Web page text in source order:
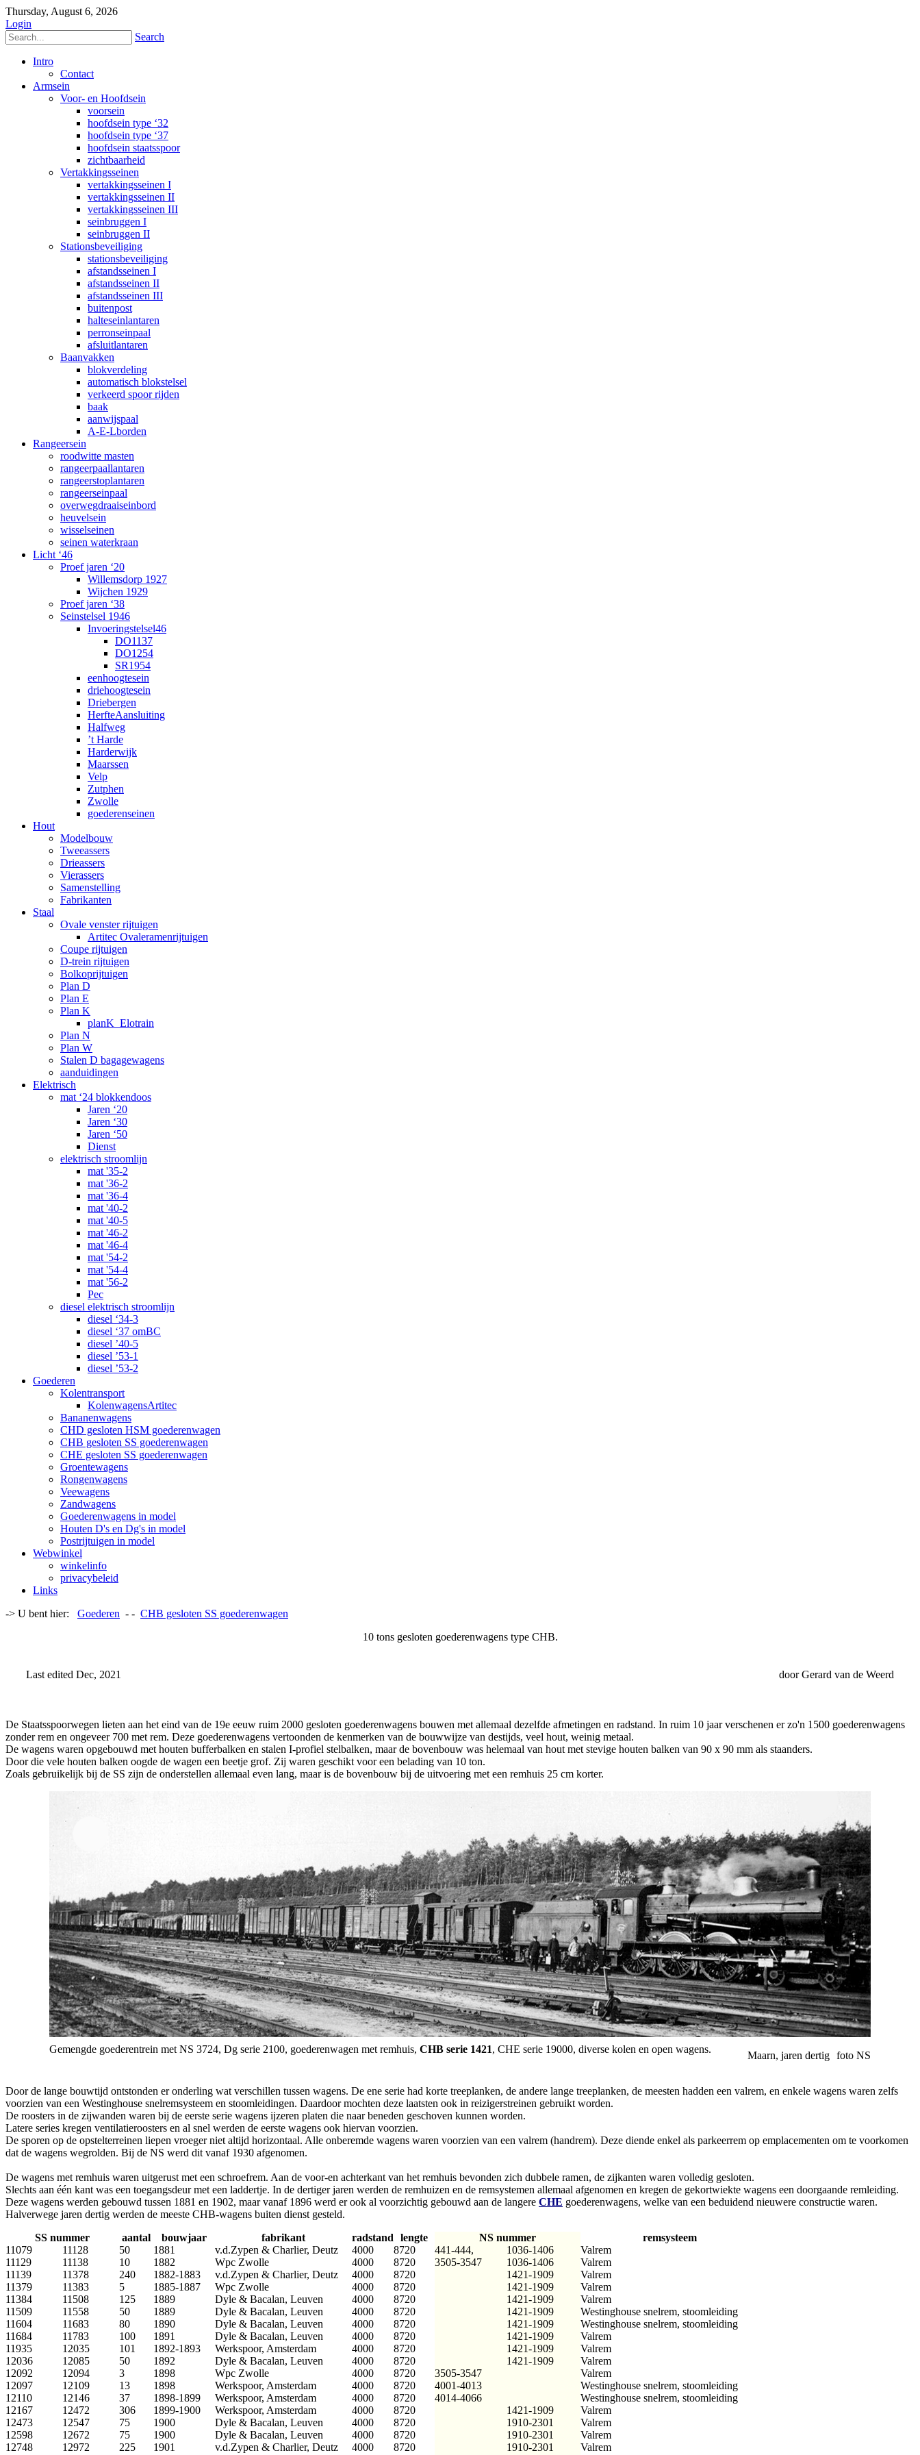
Thursday, August 6, 2026
Login
Search
Intro
Contact
Armsein
Voor- en Hoofdsein
voorsein
hoofdsein type ‘32
hoofdsein type ‘37
hoofdsein staatsspoor
zichtbaarheid
Vertakkingsseinen
vertakkingsseinen I
vertakkingsseinen II
vertakkingsseinen III
seinbruggen I
seinbruggen II
Stationsbeveiliging
stationsbeveiliging
afstandsseinen I
afstandsseinen II
afstandsseinen III
buitenpost
halteseinlantaren
perronseinpaal
afsluitlantaren
Baanvakken
blokverdeling
automatisch blokstelsel
verkeerd spoor rijden
baak
aanwijspaal
A-E-Lborden
Rangeersein
roodwitte masten
rangeerpaallantaren
rangeerstoplantaren
rangeerseinpaal
overwegdraaiseinbord
heuvelsein
wisselseinen
seinen waterkraan
Licht ‘46
Proef jaren ‘20
Willemsdorp 1927
Wijchen 1929
Proef jaren ‘38
Seinstelsel 1946
Invoeringstelsel46
DO1137
DO1254
SR1954
eenhoogtesein
driehoogtesein
Driebergen
HerfteAansluiting
Halfweg
’t Harde
Harderwijk
Maarssen
Velp
Zutphen
Zwolle
goederenseinen
Hout
Modelbouw
Tweeassers
Drieassers
Vierassers
Samenstelling
Fabrikanten
Staal
Ovale venster rijtuigen
Artitec Ovaleramenrijtuigen
Coupe rijtuigen
D-trein rijtuigen
Bolkoprijtuigen
Plan D
Plan E
Plan K
planK_Elotrain
Plan N
Plan W
Stalen D bagagewagens
aanduidingen
Elektrisch
mat ‘24 blokkendoos
Jaren ‘20
Jaren ‘30
Jaren ‘50
Dienst
elektrisch stroomlijn
mat '35-2
mat '36-2
mat '36-4
mat '40-2
mat '40-5
mat '46-2
mat '46-4
mat '54-2
mat '54-4
mat '56-2
Pec
diesel elektrisch stroomlijn
diesel ‘34-3
diesel ‘37 omBC
diesel ’40-5
diesel ’53-1
diesel ’53-2
Goederen
Kolentransport
KolenwagensArtitec
Bananenwagens
CHD gesloten HSM goederenwagen
CHB gesloten SS goederenwagen
CHE gesloten SS goederenwagen
Groentewagens
Rongenwagens
Veewagens
Zandwagens
Goederenwagens in model
Houten D's en Dg's in model
Postrijtuigen in model
Webwinkel
winkelinfo
privacybeleid
Links
-> U bent hier: Goederen - - CHB gesloten SS goederenwagen
10 tons gesloten goederenwagens type CHB.
Last edited Dec, 2021 door Gerard van de Weerd
De Staatsspoorwegen lieten aan het eind van de 19e eeuw ruim 2000 gesloten goederenwagens bouwen met allemaal dezelfde afmetingen en radstand. In ruim 10 jaar verschenen er zo'n 1500 goederenwagens
zonder rem en ongeveer 700 met rem. Deze goederenwagens vertoonden de kenmerken van de bouwwijze van destijds, veel hout, weinig metaal.
De wagens waren opgebouwd met houten bufferbalken en stalen I-profiel stelbalken, maar de bovenbouw was helemaal van hout met stevige houten balken van 90 x 90 mm als staanders.
Door die vele houten balken oogde de wagen een beetje grof. Zij waren geschikt voor een belading van 10 ton.
Zoals gebruikelijk bij de SS zijn de onderstellen allemaal even lang, maar is de bovenbouw bij de uitvoering met een remhuis 25 cm korter.
Gemengde goederentrein met NS 3724, Dg serie 2100, goederenwagen met remhuis, CHB serie 1421, CHE serie 19000, diverse kolen en open wagens.
Maarn, jaren dertig foto NS
Door de lange bouwtijd ontstonden er onderling wat verschillen tussen wagens. De ene serie had korte treeplanken, de andere lange treeplanken, de meesten hadden een valrem, en enkele wagens waren zelfs
voorzien van een Westinghouse snelremsysteem en stoomleidingen. Daardoor mochten deze laatsten ook in reizigerstreinen gebruikt worden.
De roosters in de zijwanden waren bij de eerste serie wagens ijzeren platen die naar beneden geschoven kunnen worden.
Latere series kregen ventilatieroosters en al snel werden de eerste wagens ook hiervan voorzien.
De sporen op de opstelterreinen liepen vroeger niet altijd horizontaal. Alle onberemde wagens waren voorzien van een valrem (handrem). Deze diende enkel als parkeerrem op emplacementen om te voorkomen
dat de wagens wegrolden. Bij de NS werd dit vanaf 1930 afgenomen.
De wagens met remhuis waren uitgerust met een schroefrem. Aan de voor-en achterkant van het remhuis bevonden zich dubbele ramen, de zijkanten waren volledig gesloten.
Slechts aan één kant was een toegangsdeur met een laddertje. In de dertiger jaren werden de remhuizen en de remsystemen allemaal afgenomen en kregen de gekortwiekte wagens een doorgaande remleiding.
Deze wagens werden gebouwd tussen 1881 en 1902, maar vanaf 1896 werd er ook al voorzichtig gebouwd aan de langere CHE goederenwagens, welke van een beduidend nieuwere constructie waren.
Halverwege jaren dertig werden de meeste CHB-wagens buiten dienst gesteld.
SS nummer
aantal bouwjaar fabrikant radstand lengte NS nummer
remsysteem
11079
11128 50 1881 v.d.Zypen & Charlier, Deutz 4000 8720 441-444, 1036-1406
Valrem
11129
11138 10 1882 Wpc Zwolle 4000 8720 3505-3547 1036-1406
Valrem
11139
11378 240 1882-1883 v.d.Zypen & Charlier, Deutz 4000 8720 1421-1909
Valrem
11379
11383 5 1885-1887 Wpc Zwolle 4000 8720 1421-1909
Valrem
11384
11508 125 1889 Dyle & Bacalan, Leuven 4000 8720 1421-1909
Valrem
11509
11558 50 1889 Dyle & Bacalan, Leuven 4000 8720 1421-1909
Westinghouse snelrem, stoomleiding
11604
11683 80 1890 Dyle & Bacalan, Leuven 4000 8720 1421-1909
Westinghouse snelrem, stoomleiding
11684
11783 100 1891 Dyle & Bacalan, Leuven 4000 8720 1421-1909
Valrem
11935
12035 101 1892-1893 Werkspoor, Amsterdam 4000 8720 1421-1909
Valrem
12036
12085 50 1892 Dyle & Bacalan, Leuven 4000 8720 1421-1909
Valrem
12092
12094 3 1898 Wpc Zwolle 4000 8720 3505-3547
Valrem
12097
12109 13 1898 Werkspoor, Amsterdam 4000 8720 4001-4013
Westinghouse snelrem, stoomleiding
12110
12146 37 1898-1899 Werkspoor, Amsterdam 4000 8720 4014-4066
Westinghouse snelrem, stoomleiding
12167
12472 306 1899-1900 Werkspoor, Amsterdam 4000 8720 1421-1909
Valrem
12473
12547 75 1900 Dyle & Bacalan, Leuven 4000 8720 1910-2301
Valrem
12598
12672 75 1900 Dyle & Bacalan, Leuven 4000 8720 1910-2301
Valrem
12748
12972 225 1901 v.d.Zypen & Charlier, Deutz 4000 8720 1910-2301
Valrem